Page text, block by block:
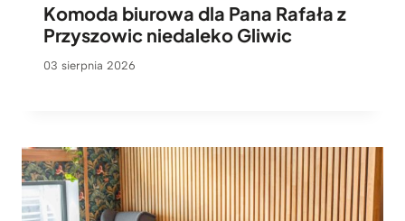
Komoda biurowa dla Pana Rafała z
Przyszowic niedaleko Gliwic
03 sierpnia 2026